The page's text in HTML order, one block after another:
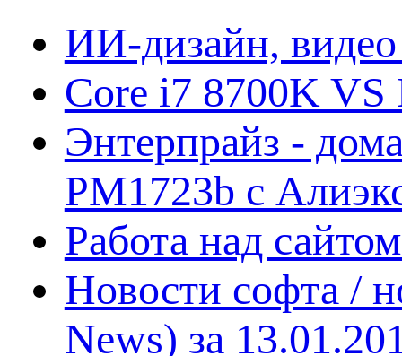
ИИ-дизайн,
Core i7 8700K VS
Энтерпрайз -
PM1723b с
Работа над
Новости софта /
News) за